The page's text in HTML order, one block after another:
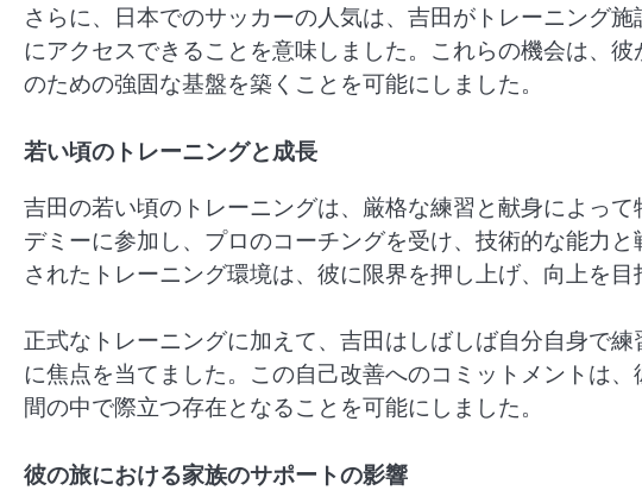
さらに、日本でのサッカーの人気は、吉田がトレーニング
にアクセスできることを意味しました。これらの機会は、
のための強固な基盤を築くことを可能にしました。
若い頃のトレーニングと成長
吉田の若い頃のトレーニングは、厳格な練習と献身によっ
デミーに参加し、プロのコーチングを受け、技術的な能力
されたトレーニング環境は、彼に限界を押し上げ、向上を目
正式なトレーニングに加えて、吉田はしばしば自分自身で
に焦点を当てました。この自己改善へのコミットメントは
間の中で際立つ存在となることを可能にしました。
彼の旅における家族のサポートの影響